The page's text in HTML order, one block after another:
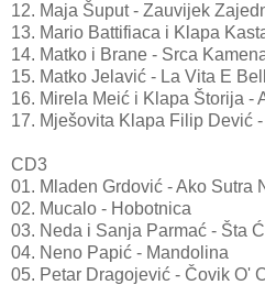
12. Maja Šuput - Zauvijek
13. Mario Battifiaca i Klapa
14. Matko i Brane - Srca
15. Matko Jelavić - La Vita E
16. Mirela Meić i Klapa Štorija -
17. Mješovita Klapa Filip Dević
CD3
01. Mladen Grdović - Ako Sutra
02. Mucalo - Hobotnica
03. Neda i Sanja Parmać - Šta
04. Neno Papić - Mandolina
05. Petar Dragojević - Čovik O'